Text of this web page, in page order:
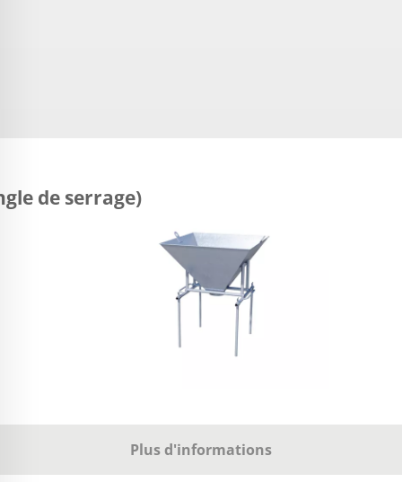
de serrage)
Plus d'informations